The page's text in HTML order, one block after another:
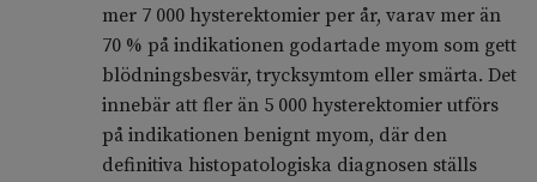
mer 7 000 hysterektomier per år, varav mer än
70 % på indikationen godartade myom som gett
blödningsbesvär, trycksymtom eller smärta. Det
innebär att fler än 5 000 hysterektomier utförs
på indikationen benignt myom, där den
definitiva histopatologiska diagnosen ställs